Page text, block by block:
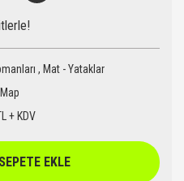
, Mat - Yataklar
+ KDV
SEPETE EKLE